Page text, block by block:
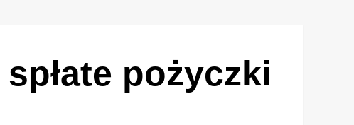
pożyczki